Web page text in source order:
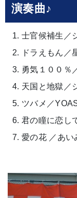
演奏曲♪
士官候補生／
ドラえもん／
勇気１００％
天国と地獄／
ツバメ／
君の瞳に恋し
愛の花 ／あい